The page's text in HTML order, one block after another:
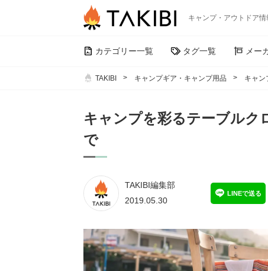
キャンプ・アウトドア情
カテゴリー一覧 タグ一覧 メー
TAKIBI キャンプギア・キャンプ用品 キャン
キャンプを彩るテーブルク
で
TAKIBI編集部
2019.05.30
LINEで送る